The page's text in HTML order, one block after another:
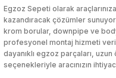
Egzoz Sepeti olarak
kazandıracak çözümler
krom borular, downpipe ve
profesyonel montaj hizmeti
dayanıklı egzoz parçaları,
seçenekleriyle aracınızın